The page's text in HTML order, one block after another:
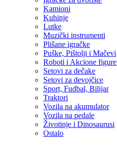
Kamioni
Kuhinje
Lutke
Muzički instrumenti
Plišane igračke
Puške, Pištolji i Mačevi
Roboti i Akcione figure
Setovi za dečake
Setovi za devojčice
Sport, Fudbal, Bilijar
Traktori
Vozila na akumulator
Vozila na pedale
Životinje i Dinosaurusi
Ostalo